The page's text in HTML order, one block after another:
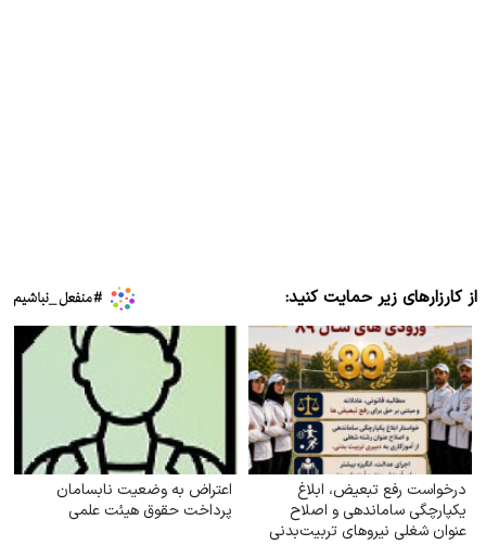
از کارزارهای زیر حمایت کنید:
درخواست رفع تبعیض، ابلاغ
یکپارچگی ساماندهی و اصلاح
عنوان شغلی نیروهای تربیت‌بدنی
اعتراض به وضعیت نابسامان
پرداخت حقوق هیئت علمی